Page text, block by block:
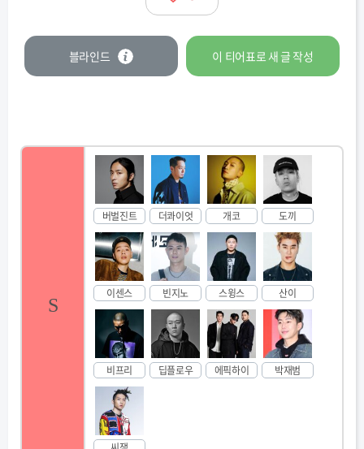
블라인드 이 티어표로 새 글 작성
S
버벌진트 더콰이엇 개코 도끼
이센스 빈지노 스윙스 산이
비프리 딥플로우 에픽하이 박재범